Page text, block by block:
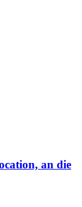
an die